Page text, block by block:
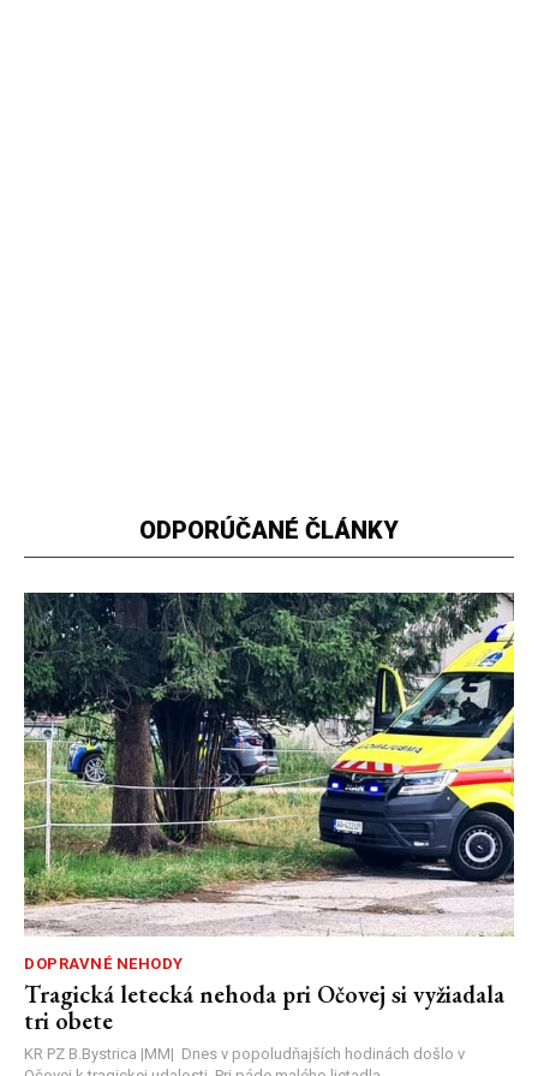
ODPORÚČANÉ ČLÁNKY
DOPRAVNÉ NEHODY
Tragická letecká nehoda pri Očovej si vyžiadala
tri obete
KR PZ B.Bystrica |MM| Dnes v popoludňajších hodinách došlo v